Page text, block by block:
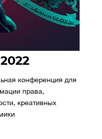
конференция для
права,
креативных